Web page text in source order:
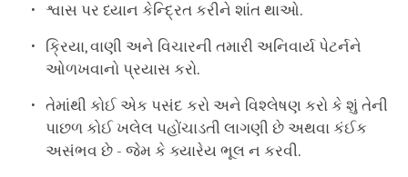
શ્વાસ પર ધ્યાન કેન્દ્રિત કરીને શાંત થાઓ.
ક્રિયા, વાણી અને વિચારની તમારી અનિવાર્ય પેટર્નને
ઓળખવાનો પ્રયાસ કરો.
તેમાંથી કોઈ એક પસંદ કરો અને વિશ્લેષણ કરો કે શું તેની
પાછળ કોઈ ખલેલ પહોંચાડતી લાગણી છે અથવા કંઈક
અસંભવ છે - જેમ કે ક્યારેય ભૂલ ન કરવી.